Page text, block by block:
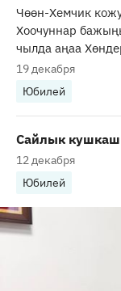
Чөөн-Хемчик
Хоочуннар
чылда аңаа
19 декабря
Юбилей
Сайлык кушкаш
12 декабря
Юбилей